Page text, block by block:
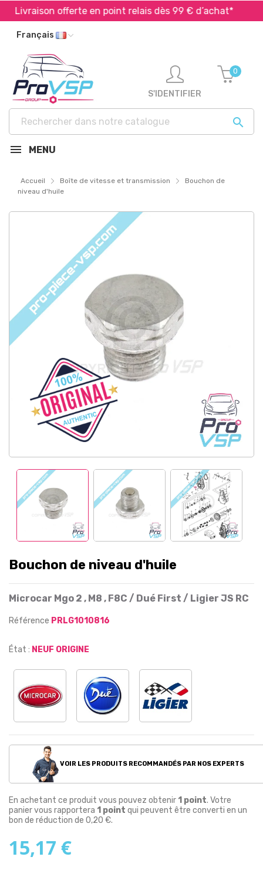
Livraison offerte en point relais dès 99 € d’achat*
Français

S'IDENTIFIER
0
MENU
Accueil Boîte de vitesse et transmission
Bouchon de
niveau d'huile
Bouchon de niveau d'huile
Microcar Mgo 2 , M8 , F8C / Dué First / Ligier JS RC
Référence PRLG1010816
État : NEUF ORIGINE
VOIR LES PRODUITS RECOMMANDÉS PAR NOS EXPERTS
En achetant ce produit vous pouvez obtenir 1 point. Votre
panier vous rapportera 1 point qui peuvent être converti en un
bon de réduction de 0,20 €.
15,17 €